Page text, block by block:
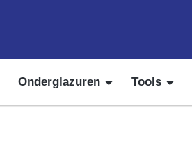
Onderglazuren Tools